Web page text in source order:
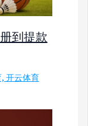
到提款
开云体育